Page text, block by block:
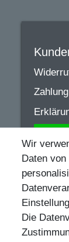
** Bei
Wir
Daten
Die